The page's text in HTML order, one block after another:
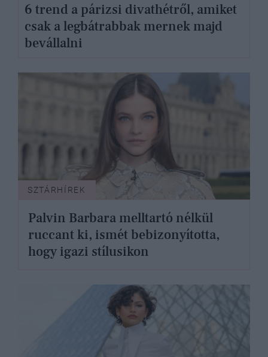
6 trend a párizsi divathétről, amiket
csak a legbátrabbak mernek majd
bevállalni
SZTÁRHÍREK
Palvin Barbara melltartó nélkül
ruccant ki, ismét bebizonyította,
hogy igazi stílusikon